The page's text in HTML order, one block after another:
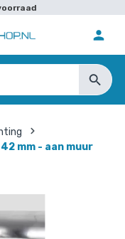
mm - aan muur